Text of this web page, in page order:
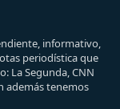
informativo,
periodística que
La Segunda, CNN
además tenemos